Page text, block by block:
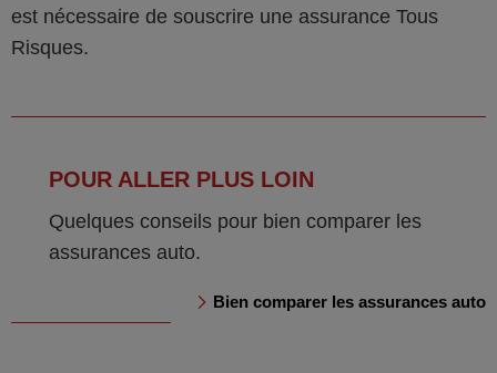
est nécessaire de souscrire une assurance Tous
Risques.
POUR ALLER PLUS LOIN
Quelques conseils pour bien comparer les
assurances auto.
Bien comparer les assurances auto